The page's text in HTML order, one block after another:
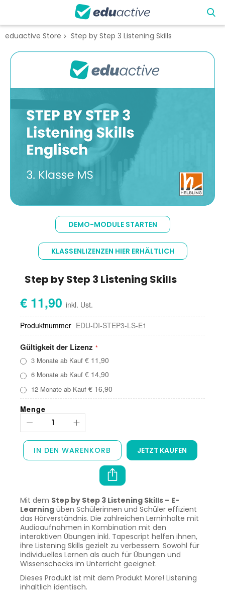
eduactive Store Step by Step 3 Listening Skills
Zum
Ende
springen
DEMO-MODULE STARTEN
KLASSENLIZENZEN HIER ERHÄLTLICH
Step by Step 3 Listening Skills
€ 11,90
Produktnummer EDU-DI-STEP3-LS-E1
Gültigkeit der Lizenz
3 Monate ab Kauf € 11,90
6 Monate ab Kauf € 14,90
12 Monate ab Kauf € 16,90
Menge
IN DEN WARENKORB JETZT KAUFEN
Mit dem Step by Step 3 Listening Skills – E-
Learning üben Schülerinnen und Schüler effizient
das Hörverständnis. Die zahlreichen Lerninhalte mit
Audioaufnahmen in Kombination mit den
interaktiven Übungen inkl. Tapescript helfen ihnen,
ihre Listening Skills gezielt zu verbessern. Sowohl für
individuelles Lernen als auch für Übungen und
Wissenschecks im Unterricht geeignet.
Dieses Produkt ist mit dem Produkt More! Listening
inhaltlich identisch.